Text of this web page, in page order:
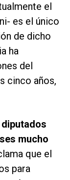
el
es el único
de dicho
ha
del
cinco años,
diputados
mucho
que el
para